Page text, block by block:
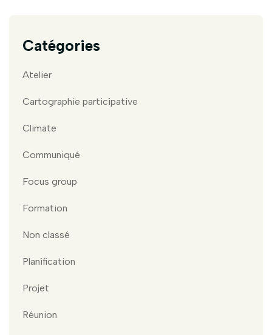
Catégories
Atelier
Cartographie participative
Climate
Communiqué
Focus group
Formation
Non classé
Planification
Projet
Réunion